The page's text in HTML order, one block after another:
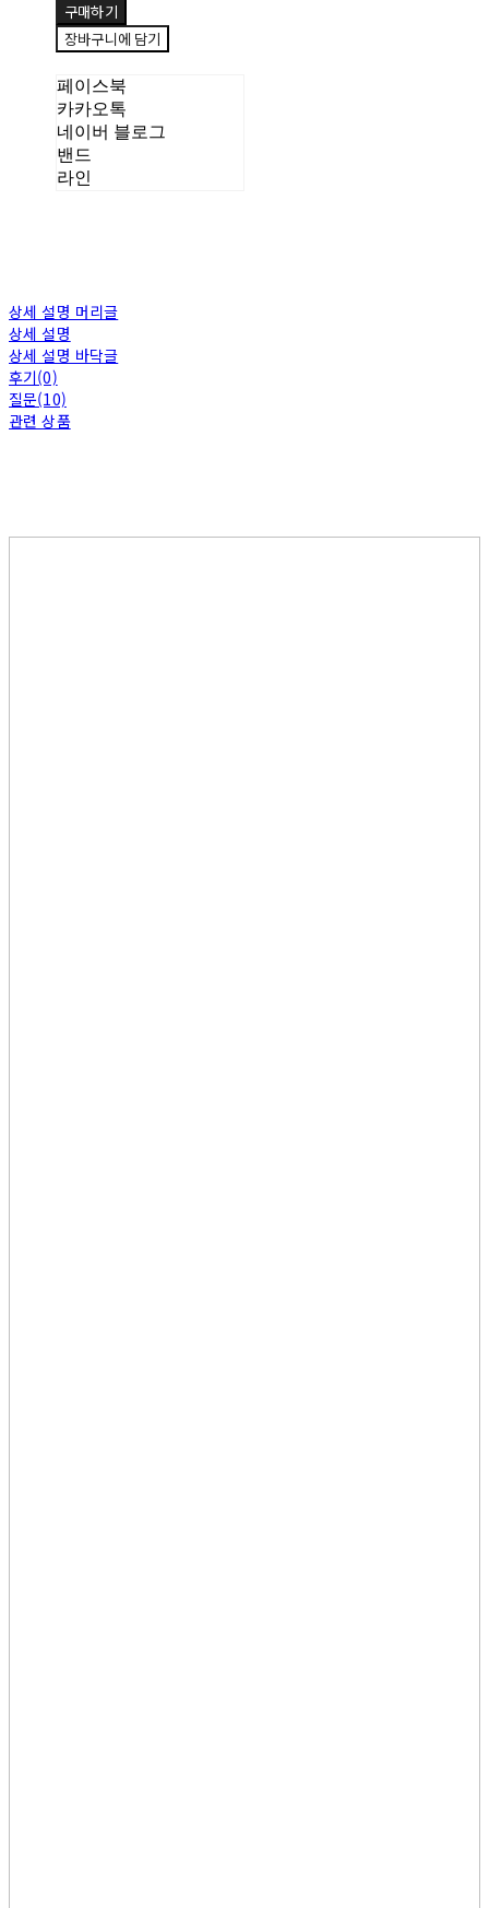
구매하기
장바구니에 담기
페이스북
카카오톡
네이버 블로그
밴드
라인
상세 설명 머리글
상세 설명
상세 설명 바닥글
후기(0)
질문(10)
관련 상품